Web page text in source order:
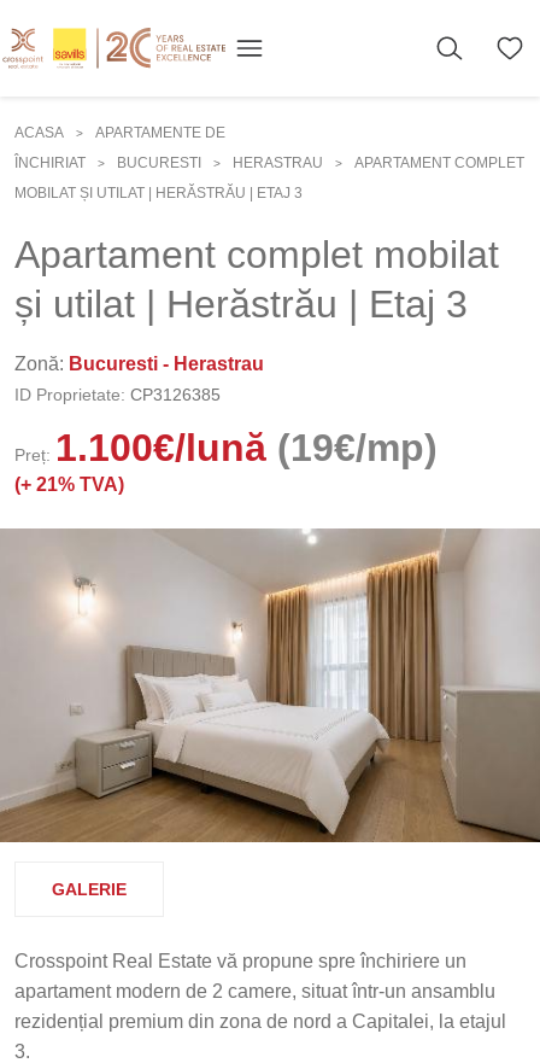
ACASA >
APARTAMENTE DE
ÎNCHIRIAT
> BUCURESTI > HERASTRAU >
APARTAMENT COMPLET
MOBILAT ȘI UTILAT | HERĂSTRĂU | ETAJ 3
Apartament complet mobilat
și utilat | Herăstrău | Etaj 3
Zonă: Bucuresti - Herastrau
ID Proprietate: CP3126385
Preț: 1.100€/lună (19€/mp)
(+ 21% TVA)
GALERIE
Crosspoint Real Estate vă propune spre închiriere un
apartament modern de 2 camere, situat într-un ansamblu
rezidențial premium din zona de nord a Capitalei, la etajul
3.